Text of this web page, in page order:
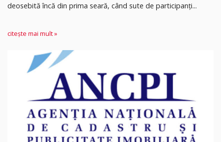
deosebită încă din prima seară, când sute de participanți...
citește mai mult »